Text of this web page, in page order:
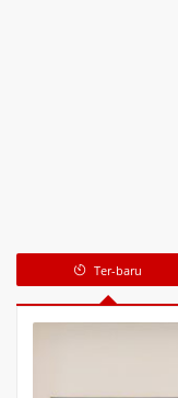
Ter-baru